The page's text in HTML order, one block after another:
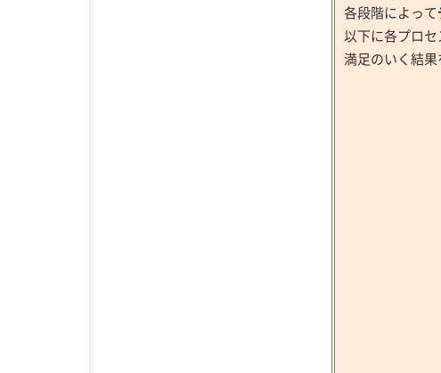
各段階によって
以下に各プロ
満足のいく結果